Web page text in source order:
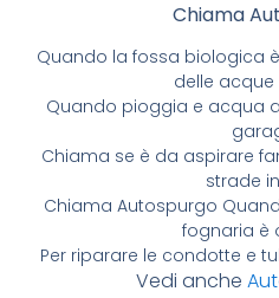
Chiama
Quando la fossa biologica
delle acque
Quando pioggia e acqua
Chiama se è da aspirare
strade
Chiama Autospurgo
fognaria è
Per riparare le condotte e
Vedi anche